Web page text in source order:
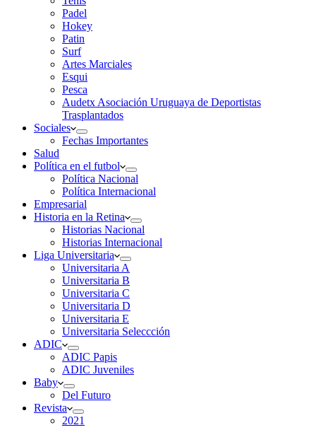
Padel
Hokey
Patin
Surf
Artes Marciales
Esqui
Pesca
Audetx Asociación Uruguaya de Deportistas
Trasplantados
Sociales
Fechas Importantes
Salud
Política en el futbol
Política Nacional
Política Internacional
Empresarial
Historia en la Retina
Historias Nacional
Historias Internacional
Liga Universitaria
Universitaria A
Universitaria B
Universitaria C
Universitaria D
Universitaria E
Universitaria Seleccción
ADIC
ADIC Papis
ADIC Juveniles
Baby
Del Futuro
Revista
2021